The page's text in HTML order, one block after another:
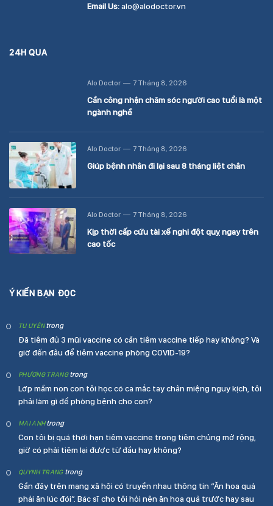
Email Us:alo@alodoctor.vn
24H QUA
Alo Doctor 7 Tháng 8, 2026
Cần công nhận chăm sóc người cao tuổi là một
ngành nghề
Alo Doctor 7 Tháng 8, 2026
Giúp bệnh nhân đi lại sau 8 tháng liệt chân
Alo Doctor 7 Tháng 8, 2026
Kịp thời cấp cứu tài xế nghi đột quỵ ngay trên
cao tốc
Ý KIẾN BẠN ĐỌC
TU UYÊNtrong
Đã tiêm đủ 3 mũi vaccine có cần tiêm vaccine tiếp hay không? Và
giờ đến đâu để tiêm vaccine phòng COVID-19?
PHƯƠNG TRANGtrong
Lớp mầm non con tôi học có ca mắc tay chân miệng nguy kịch, tôi
phải làm gì để phòng bệnh cho con?
MAI ANHtrong
Con tôi bị quá thời hạn tiêm vaccine trong tiêm chủng mở rộng,
giờ có phải tiêm lại được từ đầu hay không?
QUYNH TRANGtrong
Gần đây trên mạng xã hội có truyền nhau thông tin “Ăn hoa quả
phải ăn lúc đói”. Bác sĩ cho tôi hỏi nên ăn hoa quả trước hay sau